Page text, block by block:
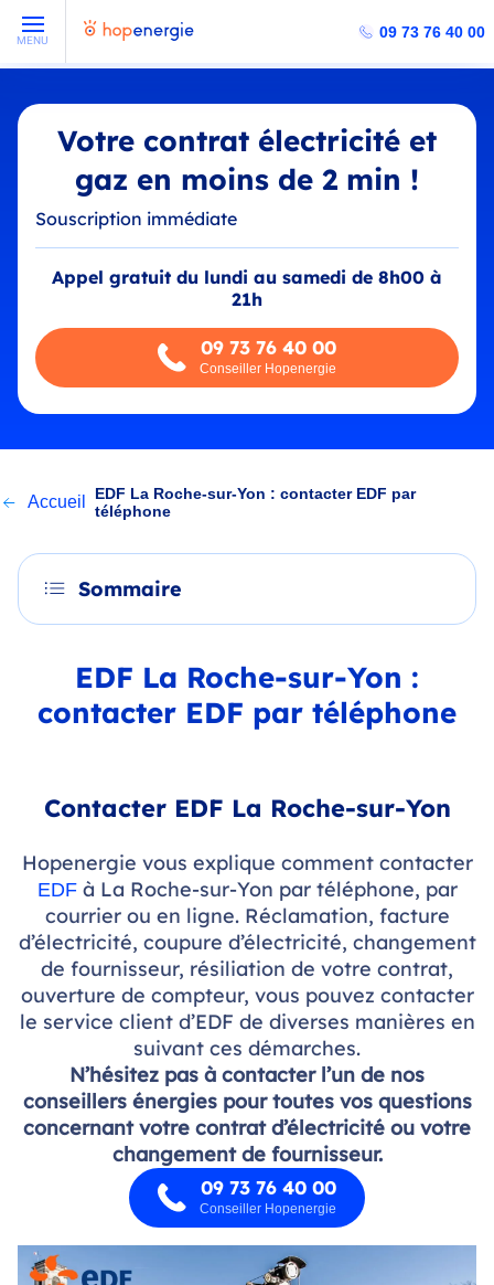
MENU 09 73 76 40 00
Votre contrat électricité et
gaz en moins de 2 min !
Souscription immédiate
Appel gratuit du lundi au samedi de 8h00 à
21h
09 73 76 40 00
Conseiller Hopenergie
Accueil
EDF La Roche-sur-Yon : contacter EDF par
téléphone
Sommaire
EDF La Roche-sur-Yon :
contacter EDF par téléphone
Contacter EDF La Roche-sur-Yon
Hopenergie vous explique comment contacter
EDFà La Roche-sur-Yon par téléphone, par
courrier ou en ligne. Réclamation, facture
d’électricité, coupure d’électricité, changement
de fournisseur, résiliation de votre contrat,
ouverture de compteur, vous pouvez contacter
le service client d’EDF de diverses manières en
suivant ces démarches.
N’hésitez pas à contacter l’un de nos
conseillers énergies pour toutes vos questions
concernant votre contrat d’électricité ou votre
changement de fournisseur.
09 73 76 40 00
Conseiller Hopenergie